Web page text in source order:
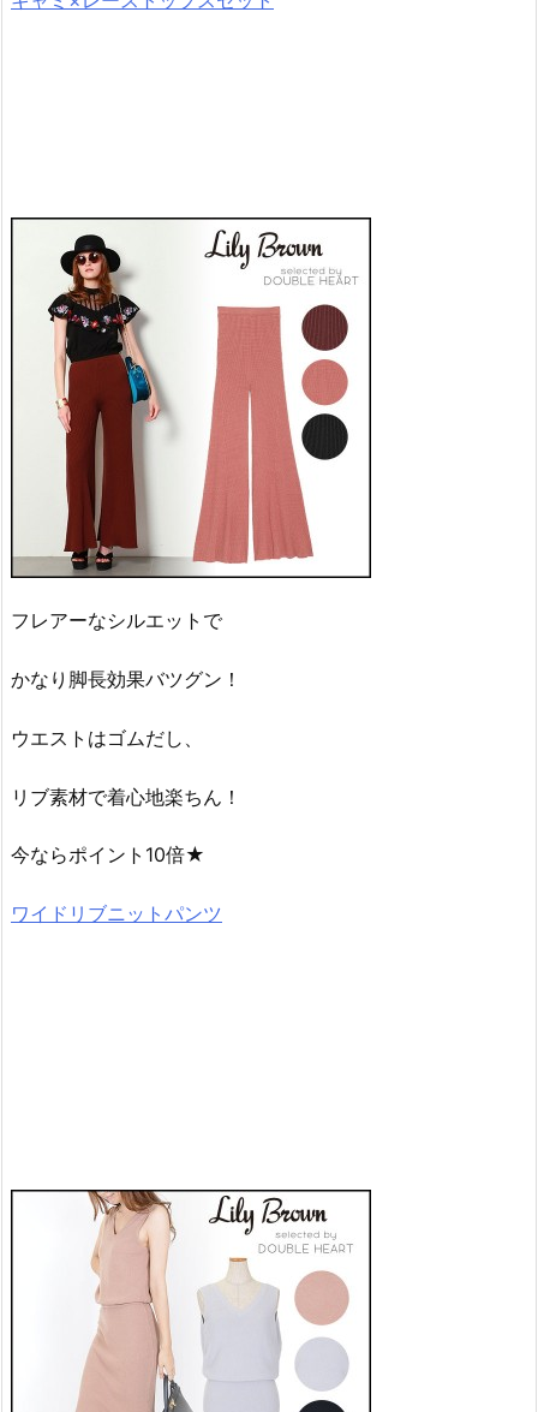
フレアーなシルエットで
かなり脚長効果バツグン！
ウエストはゴムだし、
リブ素材で着心地楽ちん！
今ならポイント10倍★
ワイドリブニットパンツ